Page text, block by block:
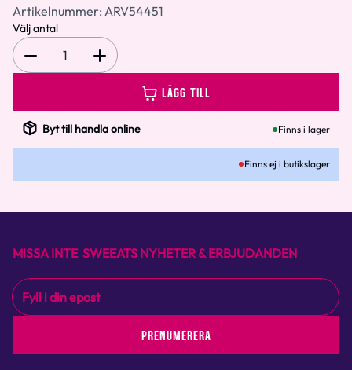
Artikelnummer: ARV54451
Välj antal
1
LÄGG TILL
Byt till handla online Finns i lager
Finns ej i butikslager
MISSA INTE SWEEATS NYHETER & ERBJUDANDEN
PRENUMERERA